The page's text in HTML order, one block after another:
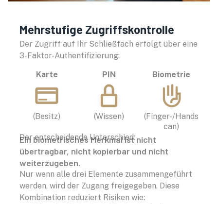
Mehrstufige Zugriffskontrolle
Der Zugriff auf Ihr Schließfach erfolgt über eine
3-Faktor-Authentifizierung:
Karte
(Besitz)
PIN
(Wissen)
Biometrie
(Finger-/Hands
can)
Der entscheidende Unterschied:
Ein biometrisches Merkmal ist nicht
übertragbar, nicht kopierbar und nicht
weiterzugeben.
Nur wenn alle drei Elemente zusammengeführt
werden, wird der Zugang freigegeben. Diese
Kombination reduziert Risiken wie: